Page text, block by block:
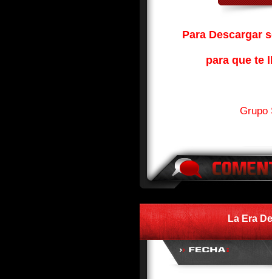
Para Descargar
para que te
Grupo
La Era